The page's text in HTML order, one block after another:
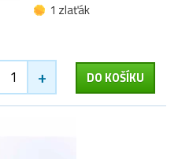
1 zlaťák
+ DO KOŠÍKU